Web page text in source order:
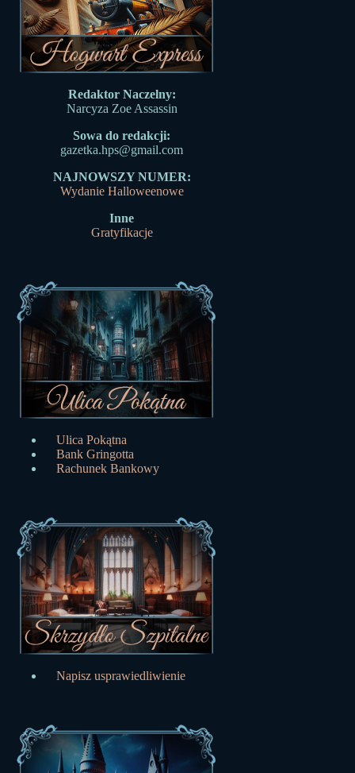
Redaktor Naczelny:
Narcyza Zoe Assassin
Sowa do redakcji:
gazetka.hps@gmail.com
NAJNOWSZY NUMER:
Wydanie Halloweenowe
Inne
Gratyfikacje
Ulica Pokątna
Bank Gringotta
Rachunek Bankowy
Napisz usprawiedliwienie